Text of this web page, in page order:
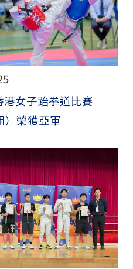
港女子跆拳道比賽
）榮獲亞軍